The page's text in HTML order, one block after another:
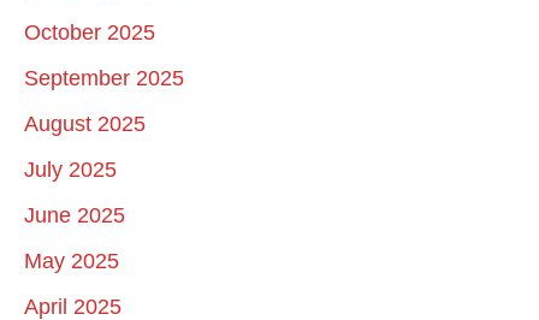
October 2025
September 2025
August 2025
July 2025
June 2025
May 2025
April 2025